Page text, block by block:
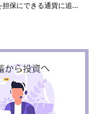
担保にできる通貨に追...